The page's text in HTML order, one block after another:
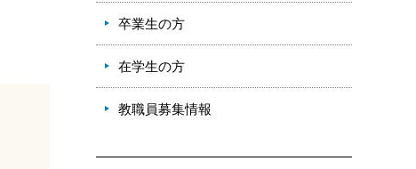
卒業生の方
在学生の方
教職員募集情報